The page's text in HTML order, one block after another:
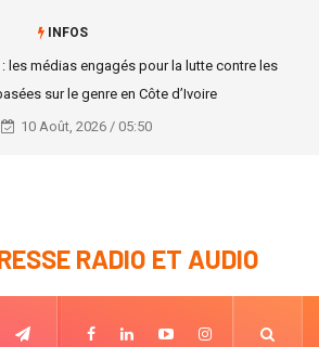
INFOS
de COVID-19, sur le site de l'ancien
parti en fumé
10 Août, 2026 / 05:50
RADIO ET AUDIO